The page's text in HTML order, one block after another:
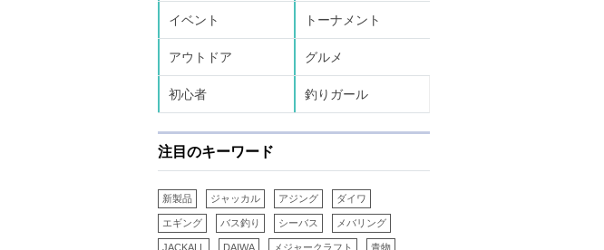
イベント トーナメント
アウトドア グルメ
初心者 釣りガール
注目のキーワード
新製品 ジャッカル アジング ダイワ
エギング バス釣り シーバス メバリング
JACKALL DAIWA メジャークラフト 青物